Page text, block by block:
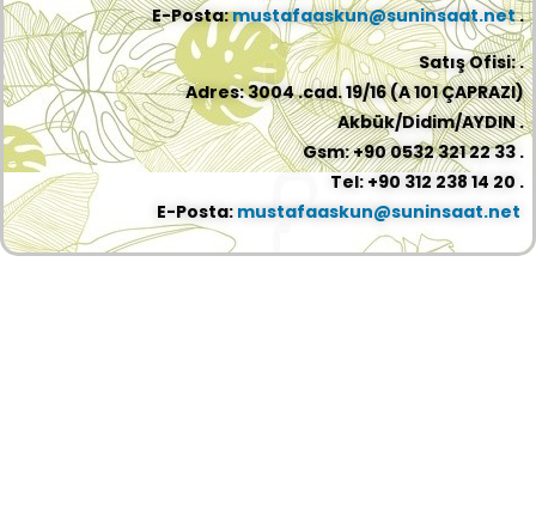
E-Posta:mustafaaskun@suninsaat.net.
Satış Ofisi: .
Adres: 3004 .cad. 19/16 (A 101 ÇAPRAZI)
Akbük/Didim/AYDIN .
Gsm: +90 0532 321 22 33 .
Tel: +90 312 238 14 20 .
E-Posta: mustafaaskun@suninsaat.net